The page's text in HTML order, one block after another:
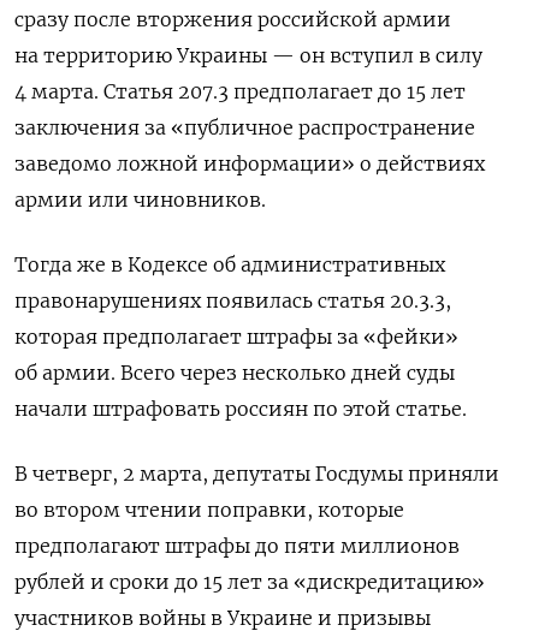
сразу после вторжения российской армии
на территорию Украины — он вступил в силу
4 марта. Статья 207.3 предполагает до 15 лет
заключения за «публичное распространение
заведомо ложной информации» о действиях
армии или чиновников.
Тогда же в Кодексе об административных
правонарушениях появилась статья 20.3.3,
которая предполагает штрафы за «фейки»
об армии. Всего через несколько дней суды
начали штрафовать россиян по этой статье.
В четверг, 2 марта, депутаты Госдумы приняли
во втором чтении поправки, которые
предполагают штрафы до пяти миллионов
рублей и сроки до 15 лет за «дискредитацию»
участников войны в Украине и призывы